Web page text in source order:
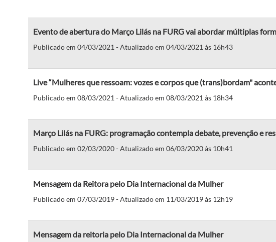
Evento de abertura do Março Lilás na FURG vai abordar múltiplas
Publicado em 04/03/2021 - Atualizado em 04/03/2021 às 16h43
Live “Mulheres que ressoam: vozes e corpos que (trans)bordam"
Publicado em 08/03/2021 - Atualizado em 08/03/2021 às 18h34
Março Lilás na FURG: programação contempla debate, prevenção e
Publicado em 02/03/2020 - Atualizado em 06/03/2020 às 10h41
Mensagem da Reitora pelo Dia Internacional da Mulher
Publicado em 07/03/2019 - Atualizado em 11/03/2019 às 12h19
Mensagem da reitoria pelo Dia Internacional da Mulher